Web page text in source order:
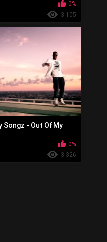
0%
3 105
Songz - Out Of My
0%
3 326